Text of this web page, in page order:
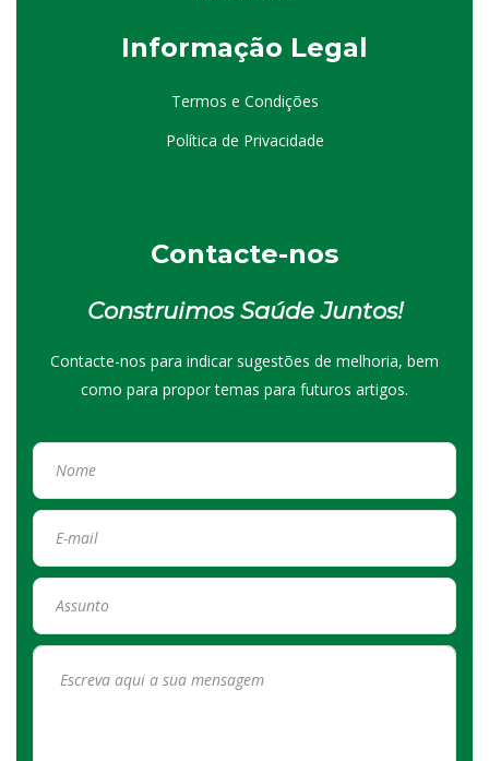
Informação Legal
Termos e Condições
Política de Privacidade
Contacte-nos
Construimos Saúde Juntos!
Contacte-nos para indicar sugestões de melhoria, bem
como para propor temas para futuros artigos.